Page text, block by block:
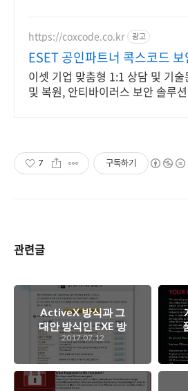
https://coxcode.co.kr 광고
ESET 공인파트너 콕스코드
이셋 기업 맞춤형 1:1 상담 및 기
및 복원, 안티바이러스 보안 솔루
7 구독하기
관련글
ActiveX 방식과 그
대안 방식인 EXE 방
식의 문제점에 대한
고찰
2017.07.12